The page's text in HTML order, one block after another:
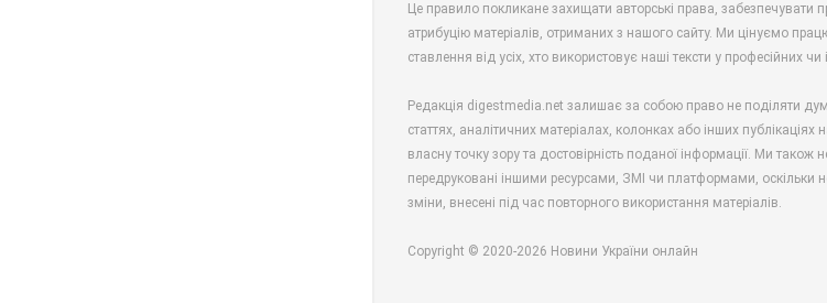
Це правило покликане захищати авторські права, забезпечувати
атрибуцію матеріалів, отриманих з нашого сайту. Ми цінуємо
ставлення від усіх, хто використовує наші тексти у професійних
Редакція digestmedia.net залишає за собою право не поділяти
статтях, аналітичних матеріалах, колонках або інших
власну точку зору та достовірність поданої інформації. Ми також
передруковані іншими ресурсами, ЗМІ чи платформами,
зміни, внесені під час повторного використання матеріалів.
Copyright © 2020-2026 Новини України онлайн